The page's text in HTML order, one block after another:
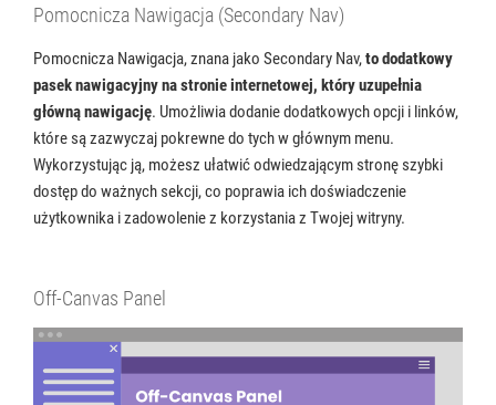
Pomocnicza Nawigacja (Secondary Nav)
Pomocnicza Nawigacja, znana jako Secondary Nav,to dodatkowy
pasek nawigacyjny na stronie internetowej, który uzupełnia
główną nawigację. Umożliwia dodanie dodatkowych opcji i linków,
które są zazwyczaj pokrewne do tych w głównym menu.
Wykorzystując ją, możesz ułatwić odwiedzającym stronę szybki
dostęp do ważnych sekcji, co poprawia ich doświadczenie
użytkownika i zadowolenie z korzystania z Twojej witryny.
Off-Canvas Panel